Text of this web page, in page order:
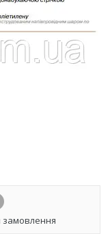
замовлення